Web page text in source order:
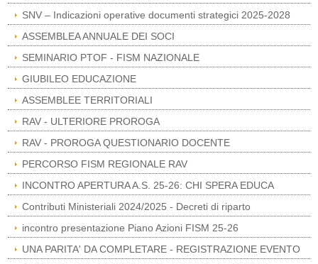
SNV – Indicazioni operative documenti strategici 2025-2028
ASSEMBLEA ANNUALE DEI SOCI
SEMINARIO PTOF - FISM NAZIONALE
GIUBILEO EDUCAZIONE
ASSEMBLEE TERRITORIALI
RAV - ULTERIORE PROROGA
RAV - PROROGA QUESTIONARIO DOCENTE
PERCORSO FISM REGIONALE RAV
INCONTRO APERTURA A.S. 25-26: CHI SPERA EDUCA
Contributi Ministeriali 2024/2025 - Decreti di riparto
incontro presentazione Piano Azioni FISM 25-26
UNA PARITA' DA COMPLETARE - REGISTRAZIONE EVENTO